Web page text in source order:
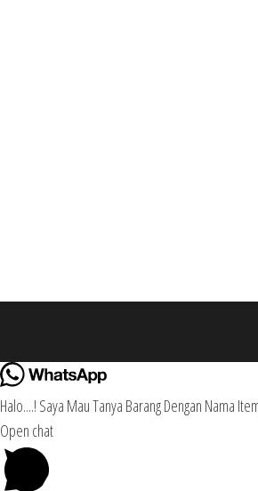
Halo....! Saya Mau Tanya Barang Dengan Nama
Open chat